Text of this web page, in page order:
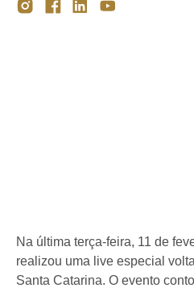
Na última terça-feira, 11 de
realizou uma live especial
Santa Catarina. O evento